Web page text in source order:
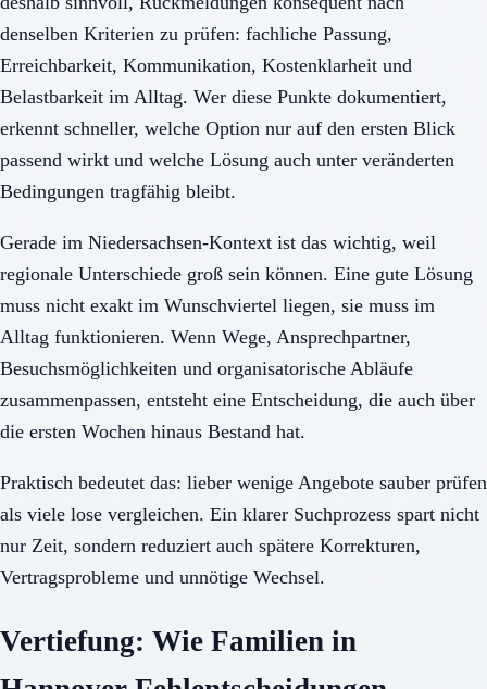
denselben Kriterien zu prüfen: fachliche Passung,
Erreichbarkeit, Kommunikation, Kostenklarheit und
Belastbarkeit im Alltag. Wer diese Punkte dokumentiert,
erkennt schneller, welche Option nur auf den ersten Blick
passend wirkt und welche Lösung auch unter veränderten
Bedingungen tragfähig bleibt.
Gerade im Niedersachsen-Kontext ist das wichtig, weil
regionale Unterschiede groß sein können. Eine gute Lösung
muss nicht exakt im Wunschviertel liegen, sie muss im
Alltag funktionieren. Wenn Wege, Ansprechpartner,
Besuchsmöglichkeiten und organisatorische Abläufe
zusammenpassen, entsteht eine Entscheidung, die auch über
die ersten Wochen hinaus Bestand hat.
Praktisch bedeutet das: lieber wenige Angebote sauber prüfen
als viele lose vergleichen. Ein klarer Suchprozess spart nicht
nur Zeit, sondern reduziert auch spätere Korrekturen,
Vertragsprobleme und unnötige Wechsel.
Vertiefung: Wie Familien in